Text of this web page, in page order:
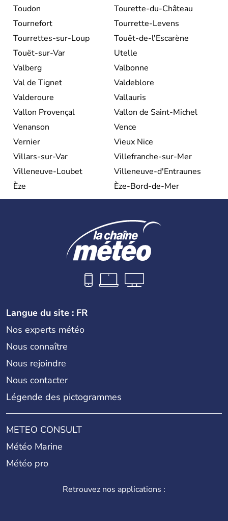
Toudon
Tourette-du-Château
Tournefort
Tourrette-Levens
Tourrettes-sur-Loup
Touët-de-l'Escarène
Touët-sur-Var
Utelle
Valberg
Valbonne
Val de Tignet
Valdeblore
Valderoure
Vallauris
Vallon Provençal
Vallon de Saint-Michel
Venanson
Vence
Vernier
Vieux Nice
Villars-sur-Var
Villefranche-sur-Mer
Villeneuve-Loubet
Villeneuve-d'Entraunes
Èze
Èze-Bord-de-Mer
Langue du site : FR
Nos experts météo
Nous connaître
Nous rejoindre
Nous contacter
Légende des pictogrammes
METEO CONSULT
Météo Marine
Météo pro
Retrouvez nos applications :